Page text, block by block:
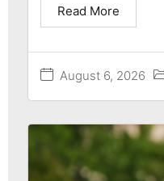
August 6, 2026
Read More